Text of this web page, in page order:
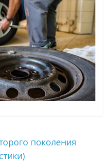
поколения